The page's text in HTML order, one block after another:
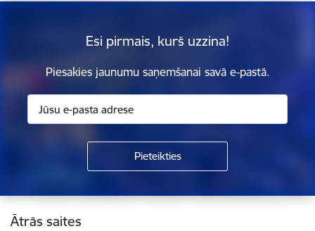
Esi pirmais, kurš uzzina!
Piesakies jaunumu saņemšanai savā e-pastā.
Kājene
Ātrās saites